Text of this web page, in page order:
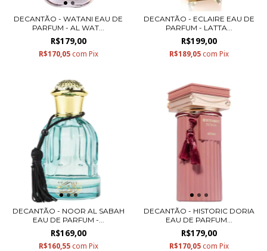
DECANTÃO - WATANI EAU DE
PARFUM - AL WAT...
R$179,00
R$170,05 com Pix
DECANTÃO - ECLAIRE EAU DE
PARFUM - LATTA...
R$199,00
R$189,05 com Pix
DECANTÃO - NOOR AL SABAH
EAU DE PARFUM -...
R$169,00
R$160,55 com Pix
DECANTÃO - HISTORIC DORIA
EAU DE PARFUM...
R$179,00
R$170,05 com Pix